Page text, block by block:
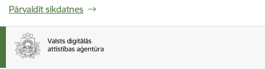
Pārvaldīt sīkdatnes